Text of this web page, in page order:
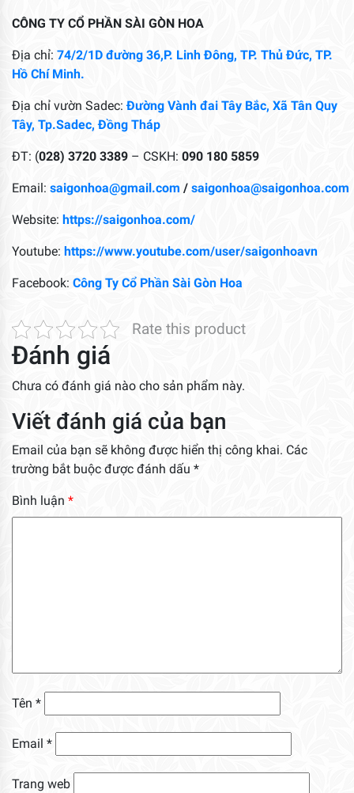
CÔNG TY CỔ PHẦN SÀI GÒN HOA
Địa chỉ: 74/2/1D đường 36,P. Linh Đông, TP. Thủ Đức, TP.
Hồ Chí Minh.
Địa chỉ vườn Sadec:Đường Vành đai Tây Bắc, Xã Tân Quy
Tây, Tp.Sadec, Đồng Tháp
ĐT: (028) 3720 3389 – CSKH: 090 180 5859
Email: saigonhoa@gmail.com / saigonhoa@saigonhoa.com
Website: https://saigonhoa.com/
Youtube: https://www.youtube.com/user/saigonhoavn
Facebook: Công Ty Cổ Phần Sài Gòn Hoa
Rate this product
Đánh giá
Chưa có đánh giá nào cho sản phẩm này.
Viết đánh giá của bạn
Email của bạn sẽ không được hiển thị công khai. Các
trường bắt buộc được đánh dấu *
Bình luận *
Tên *
Email *
Trang web